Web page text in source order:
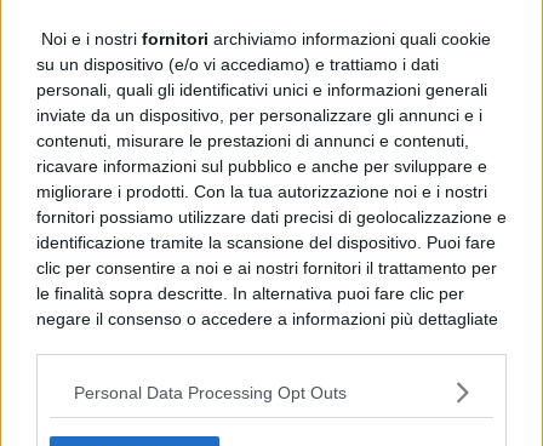
Noi e i nostri fornitori archiviamo informazioni quali cookie
su un dispositivo (e/o vi accediamo) e trattiamo i dati
personali, quali gli identificativi unici e informazioni generali
inviate da un dispositivo, per personalizzare gli annunci e i
contenuti, misurare le prestazioni di annunci e contenuti,
ricavare informazioni sul pubblico e anche per sviluppare e
migliorare i prodotti. Con la tua autorizzazione noi e i nostri
fornitori possiamo utilizzare dati precisi di geolocalizzazione e
identificazione tramite la scansione del dispositivo. Puoi fare
clic per consentire a noi e ai nostri fornitori il trattamento per
le finalità sopra descritte. In alternativa puoi fare clic per
negare il consenso o accedere a informazioni più dettagliate
possono non richiedere il tuo consenso, ma hai il diritto di
opporti a tale trattamento. Le tue preferenze si
Personal Data Processing Opt Outs
ogni forma di criminalità.”
Durante l’incontro, il Generale ha
raggiunti, lodando l’impegno nel
prevenzione dei reati e nel supporto ai
il vostro lavoro, ma sappiate che ogni
tassello importante per la costruzione di
aggiunto.
ARGOMENTI CORRELATI: CARABINIERI CASERMA
TORRE DEL GRECO